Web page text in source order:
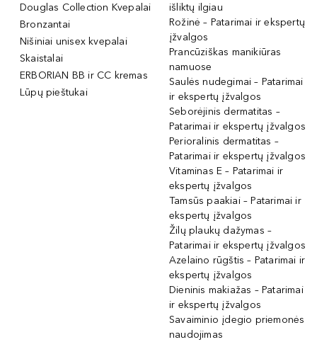
Douglas Collection Kvepalai
Bronzantai
Nišiniai unisex kvepalai
Skaistalai
ERBORIAN BB ir CC kremas
Lūpų pieštukai
išliktų ilgiau
Rožinė – Patarimai ir ekspertų
įžvalgos
Prancūziškas manikiūras
namuose
Saulės nudegimai – Patarimai
ir ekspertų įžvalgos
Seborėjinis dermatitas –
Patarimai ir ekspertų įžvalgos
Perioralinis dermatitas –
Patarimai ir ekspertų įžvalgos
Vitaminas E – Patarimai ir
ekspertų įžvalgos
Tamsūs paakiai – Patarimai ir
ekspertų įžvalgos
Žilų plaukų dažymas –
Patarimai ir ekspertų įžvalgos
Azelaino rūgštis – Patarimai ir
ekspertų įžvalgos
Dieninis makiažas – Patarimai
ir ekspertų įžvalgos
Savaiminio įdegio priemonės
naudojimas